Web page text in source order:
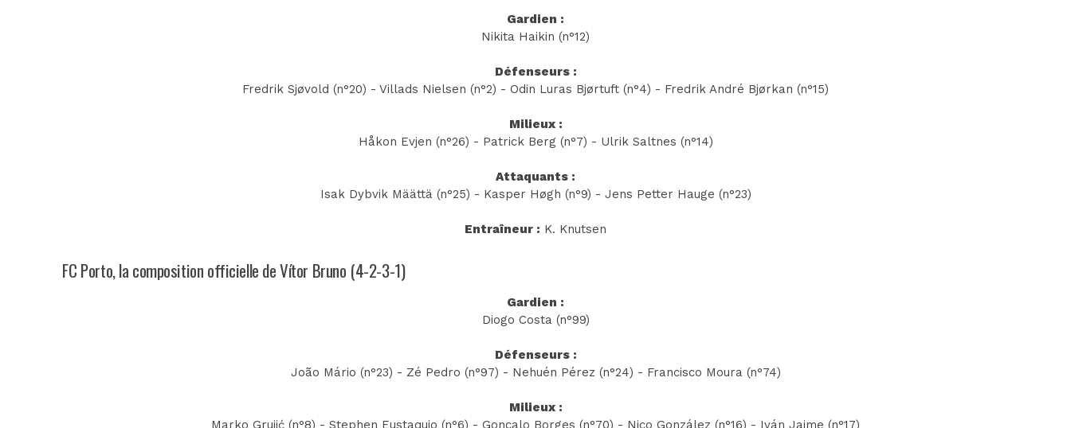
Gardien :
Nikita Haikin (n°12)
Défenseurs :
Fredrik Sjøvold (n°20) - Villads Nielsen (n°2) - Odin Luras Bjørtuft (n°4) - Fredrik André Bjørkan (n°15)
Milieux :
Håkon Evjen (n°26) - Patrick Berg (n°7) - Ulrik Saltnes (n°14)
Attaquants :
Isak Dybvik Määttä (n°25) - Kasper Høgh (n°9) - Jens Petter Hauge (n°23)
Entraîneur : K. Knutsen
FC Porto, la composition officielle de Vítor Bruno (4-2-3-1)
Gardien :
Diogo Costa (n°99)
Défenseurs :
João Mário (n°23) - Zé Pedro (n°97) - Nehuén Pérez (n°24) - Francisco Moura (n°74)
Milieux :
Marko Grujić (n°8) - Stephen Eustaquio (n°6) - Gonçalo Borges (n°70) - Nico González (n°16) - Iván Jaime (n°17)